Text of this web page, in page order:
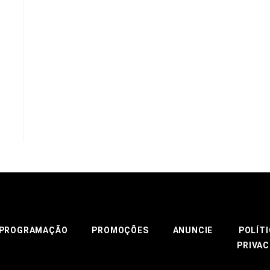
PROMOÇÕES ANUNCIE